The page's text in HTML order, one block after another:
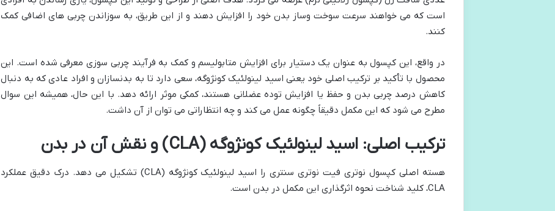
است که می خواهند سرعت سوخت وساز بدن خود را افزایش دهند و از این طریق، به سوزاندن چربی های اضافی کمک
کنند.
در واقع، این کپسول به عنوان یک دستیار برای افزایش متابولیسم و کمک به فرآیند چربی سوزی معرفی شده است. این
محصول با تأکید بر ترکیب اصلی خود یعنی اسید لینولئیک کونژوگه، سعی دارد تا به بدنسازان و افراد عادی که به دنبال
کاهش درصد چربی بدن و حفظ یا افزایش توده عضلانی هستند، کمکی موثر ارائه دهد. با این حال، همیشه این سوال
مطرح می شود که این مکمل دقیقاً چگونه عمل می کند و چه انتظاراتی می توان از آن داشت.
ترکیب اصلی: اسید لینولئیک کونژوگه (CLA) و نقش آن در بدن
هسته اصلی کپسول نوتری فیت نوتری سنتری را اسید لینولئیک کونژوگه (CLA) تشکیل می دهد. درک دقیق عملکرد
CLA، کلید شناخت نحوه اثرگذاری این مکمل در بدن است.